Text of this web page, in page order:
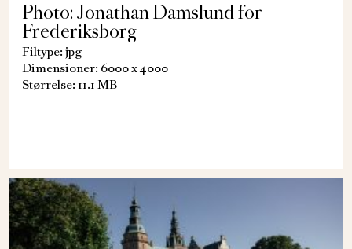
Photo: Jonathan Damslund for
Frederiksborg
Filtype: jpg
Dimensioner: 6000 x 4000
Størrelse: 11.1 MB